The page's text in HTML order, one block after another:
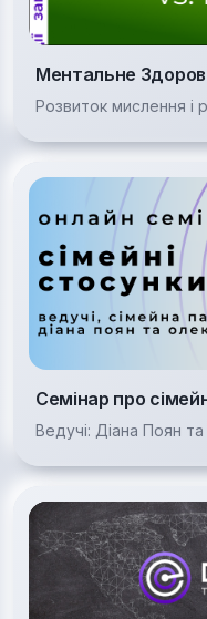
Ментальне
Розвиток мислення і
Семінар про
Ведучі: Діана Поян